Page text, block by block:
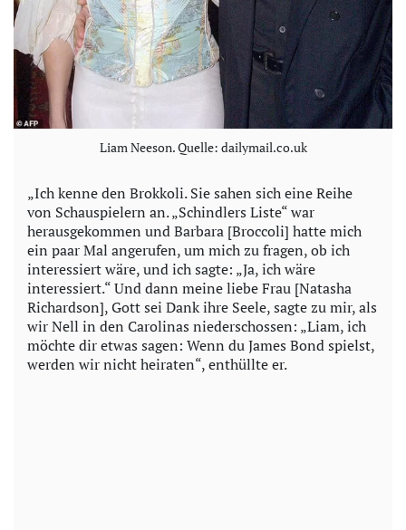
Liam Neeson. Quelle: dailymail.co.uk
„Ich kenne den Brokkoli. Sie sahen sich eine Reihe
von Schauspielern an. „Schindlers Liste“ war
herausgekommen und Barbara [Broccoli] hatte mich
ein paar Mal angerufen, um mich zu fragen, ob ich
interessiert wäre, und ich sagte: „Ja, ich wäre
interessiert.“ Und dann meine liebe Frau [Natasha
Richardson], Gott sei Dank ihre Seele, sagte zu mir, als
wir Nell in den Carolinas niederschossen: „Liam, ich
möchte dir etwas sagen: Wenn du James Bond spielst,
werden wir nicht heiraten“, enthüllte er.